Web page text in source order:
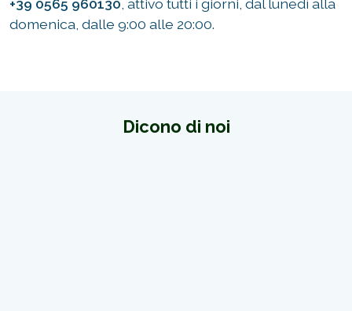
+39 0565 960130 , attivo tutti i giorni, dal lunedì alla
domenica, dalle 9:00 alle 20:00.
Dicono di noi